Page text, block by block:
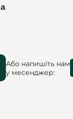
Або напишіть нам
у месенджер: